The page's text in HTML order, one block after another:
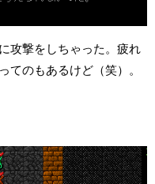
攻撃をしちゃった。疲れ
てのもあるけど（笑）。